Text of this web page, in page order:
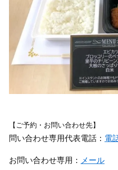
【ご予約・お問い合わせ先】
問い合わせ専用代表電話： 電
お問い合わせ専用： メール